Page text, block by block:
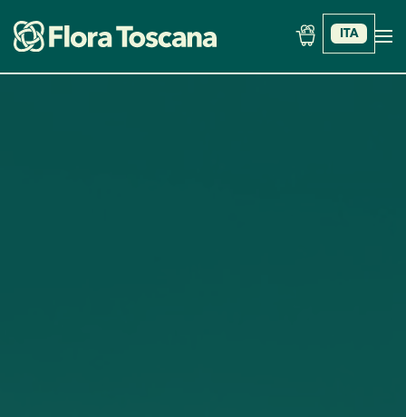
Skip to main content ITA